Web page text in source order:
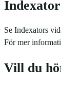
Indexator
Se Indexators
För mer
Vill du